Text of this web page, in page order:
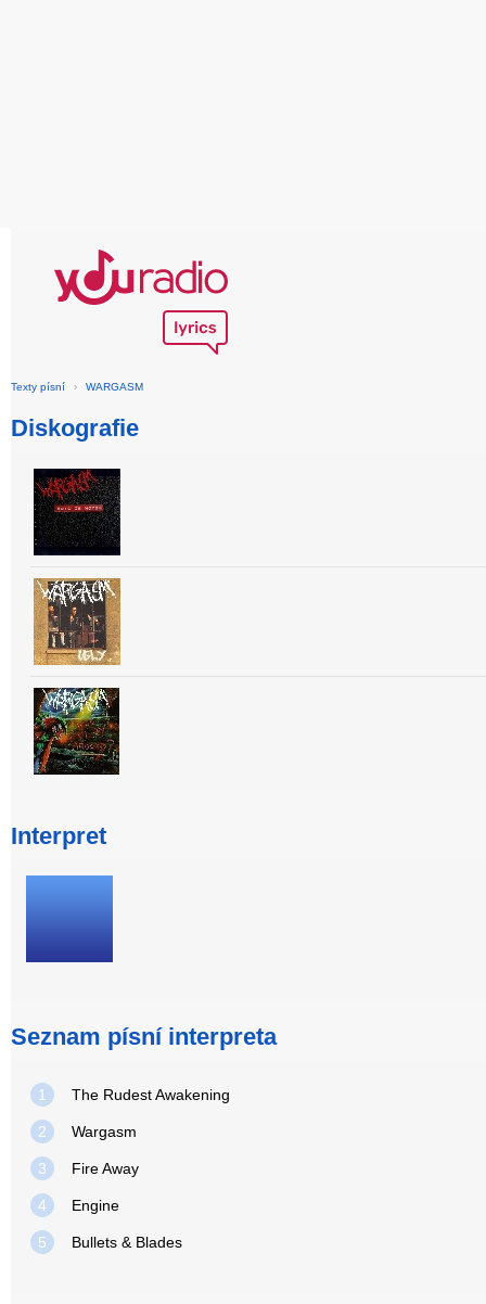
Texty písní › WARGASM
Diskografie
Interpret
Seznam písní interpreta
1 The Rudest Awakening
2 Wargasm
3 Fire Away
4 Engine
5 Bullets & Blades